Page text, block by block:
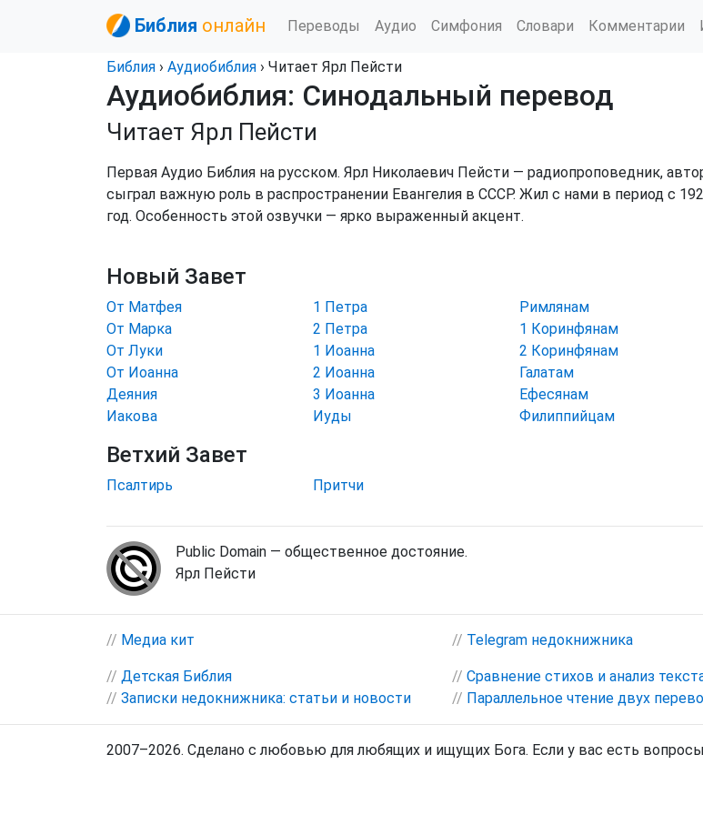
Библия онлайн Переводы Аудио Симфония Словари Комментарии
Библия › Аудиобиблия › Читает Ярл Пейсти
Аудиобиблия: Синодальный перевод
Читает Ярл Пейсти
Первая Аудио Библия на русском. Ярл Николаевич Пейсти — радиопроповедник,
сыграл важную роль в распространении Евангелия в СССР. Жил с нами в период с
год. Особенность этой озвучки — ярко выраженный акцент.
Новый Завет
От Матфея
От Марка
От Луки
От Иоанна
Деяния
Иакова
1 Петра
2 Петра
1 Иоанна
2 Иоанна
3 Иоанна
Иуды
Римлянам
1 Коринфянам
2 Коринфянам
Галатам
Ефесянам
Филиппийцам
Ветхий Завет
Псалтирь Притчи
Public Domain — общественное достояние.
Ярл Пейсти
// Медиа кит // Telegram недокнижника
// Детская Библия
// Записки недокнижника: статьи и новости
// Сравнение стихов и анализ
// Параллельное чтение двух
2007–2026. Сделано с любовью для любящих и ищущих Бога. Если у вас есть